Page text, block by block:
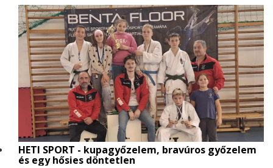
HETI SPORT - kupagyőzelem, bravúros győzelem
és egy hősies döntetlen